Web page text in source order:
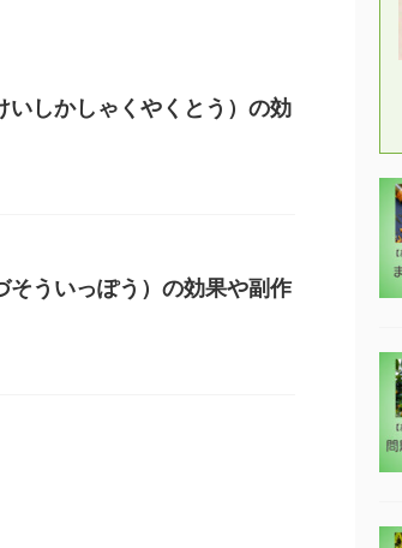
いしかしゃくやくとう）の効
そういっぽう）の効果や副作